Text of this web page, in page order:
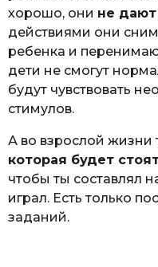
хорошо, они не дают
действиями они
ребенка и
дети не смогут
будут чувствовать
стимулов.
А во взрослой жизни
которая будет
чтобы ты составлял
играл. Есть только
заданий.